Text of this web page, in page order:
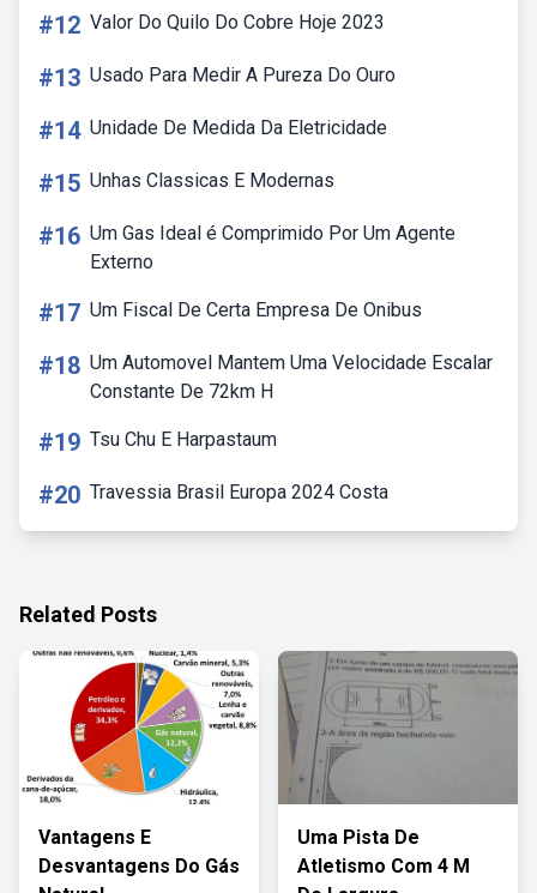
#12 Valor Do Quilo Do Cobre Hoje 2023
#13 Usado Para Medir A Pureza Do Ouro
#14 Unidade De Medida Da Eletricidade
#15 Unhas Classicas E Modernas
#16 Um Gas Ideal é Comprimido Por Um Agente
Externo
#17 Um Fiscal De Certa Empresa De Onibus
#18 Um Automovel Mantem Uma Velocidade Escalar
Constante De 72km H
#19 Tsu Chu E Harpastaum
#20 Travessia Brasil Europa 2024 Costa
Related Posts
Vantagens E
Desvantagens Do Gás
Uma Pista De
Atletismo Com 4 M